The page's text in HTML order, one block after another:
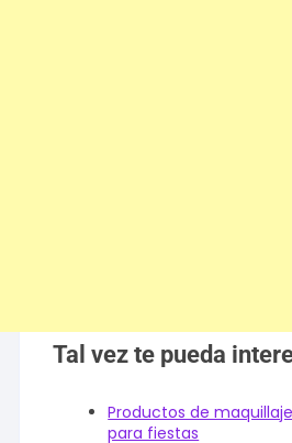
Tal vez te pueda
Productos de
para fiestas